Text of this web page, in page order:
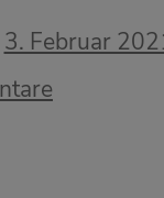
3. Februar